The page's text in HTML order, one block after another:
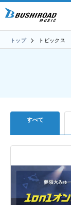
トップ トピックス
すべて